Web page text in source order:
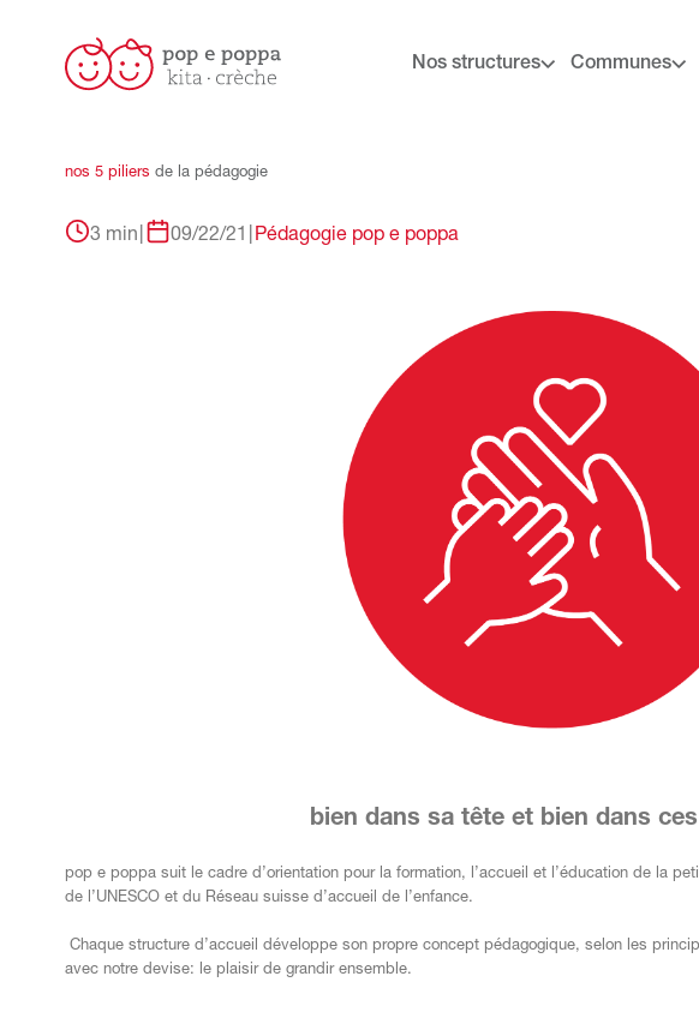
Nos structures Communes
nos 5 piliers de la pédagogie
3 min 09/22/21 Pédagogie pop e poppa
bien dans sa tête et bien dans
pop e poppa suit le cadre d’orientation pour la formation, l’accueil et l’éducation de la
de l’UNESCO et du Réseau suisse d’accueil de l’enfance.
Chaque structure d’accueil développe son propre concept pédagogique, selon les
avec notre devise: le plaisir de grandir ensemble.